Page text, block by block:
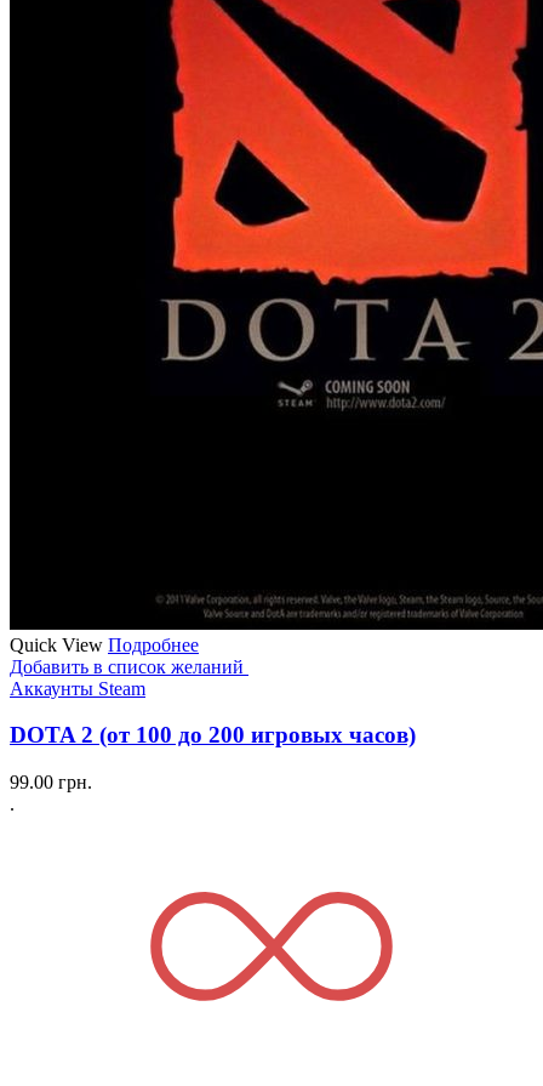
Quick View Подробнее
Добавить в список желаний
Аккаунты Steam
DOTA 2 (от 100 до 200 игровых часов)
99.00 грн.
.